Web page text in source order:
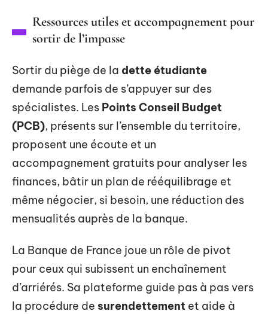
Ressources utiles et accompagnement pour
sortir de l’impasse
Sortir du piège de la dette étudiante
demande parfois de s’appuyer sur des
spécialistes. Les Points Conseil Budget
(PCB), présents sur l’ensemble du territoire,
proposent une écoute et un
accompagnement gratuits pour analyser les
finances, bâtir un plan de rééquilibrage et
même négocier, si besoin, une réduction des
mensualités auprès de la banque.
La Banque de France joue un rôle de pivot
pour ceux qui subissent un enchaînement
d’arriérés. Sa plateforme guide pas à pas vers
la procédure de surendettement et aide à